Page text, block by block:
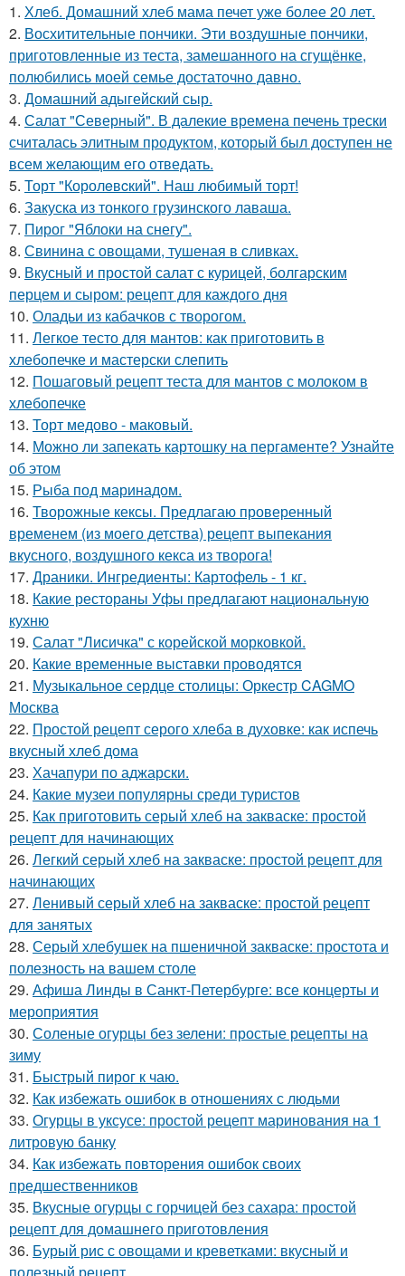
1. Хлеб. Домашний хлеб мама печет уже более 20 лет.
2. Восхитительные пончики. Эти воздушные пончики,
приготовленные из теста, замешанного на сгущёнке,
полюбились моей семье достаточно давно.
3. Домашний адыгейский сыр.
4. Салат "Северный". В далекие времена печень трески
считалась элитным продуктом, который был доступен не
всем желающим его отведать.
5. Торт "Королeвcкий". Наш любимый торт!
6. Закуска из тонкого грузинского лаваша.
7. Пирог "Яблоки на снегу".
8. Свинина с овощами, тушеная в сливках.
9. Вкусный и простой салат с курицей, болгарским
перцем и сыром: рецепт для каждого дня
10. Оладьи из кабачков с творогом.
11. Легкое тесто для мантов: как приготовить в
хлебопечке и мастерски слепить
12. Пошаговый рецепт теста для мантов с молоком в
хлебопечке
13. Торт медово - маковый.
14. Можно ли запекать картошку на пергаменте? Узнайте
об этом
15. Рыба под маринадом.
16. Творожные кексы. Предлагаю проверенный
временем (из моего детства) рецепт выпекания
вкусного, воздушного кекса из творога!
17. Драники. Ингредиенты: Картофель - 1 кг.
18. Какие рестораны Уфы предлагают национальную
кухню
19. Салат "Лисичка" с корейской морковкой.
20. Какие временные выставки проводятся
21. Музыкальное сердце столицы: Оркестр CAGMO
Москва
22. Простой рецепт серого хлеба в духовке: как испечь
вкусный хлеб дома
23. Хачапури по аджарски.
24. Какие музеи популярны среди туристов
25. Как приготовить серый хлеб на закваске: простой
рецепт для начинающих
26. Легкий серый хлеб на закваске: простой рецепт для
начинающих
27. Ленивый серый хлеб на закваске: простой рецепт
для занятых
28. Серый хлебушек на пшеничной закваске: простота и
полезность на вашем столе
29. Афиша Линды в Санкт-Петербурге: все концерты и
мероприятия
30. Соленые огурцы без зелени: простые рецепты на
зиму
31. Быстрый пирог к чаю.
32. Как избежать ошибок в отношениях с людьми
33. Огурцы в уксусе: простой рецепт маринования на 1
литровую банку
34. Как избежать повторения ошибок своих
предшественников
35. Вкусные огурцы с горчицей без сахара: простой
рецепт для домашнего приготовления
36. Бурый рис с овощами и креветками: вкусный и